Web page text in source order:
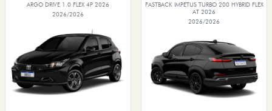
ARGO DRIVE 1.0 FLEX 4P 2026
2026/2026
FASTBACK IMPETUS TURBO 200 HYBRID FLEX
AT 2026
2026/2026